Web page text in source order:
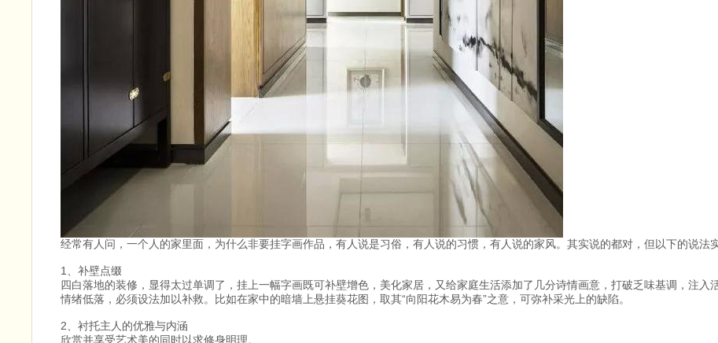
经常有人问，一个人的家里面，为什么非要挂字画作品，有人说是习俗，有人说的习惯，有人说的家风。其实说的都对，但以下的说法
1、补壁点缀
四白落地的装修，显得太过单调了，挂上一幅字画既可补壁增色，美化家居，又给家庭生活添加了几分诗情画意，打破乏味基调，注
情绪低落，必须设法加以补救。比如在家中的暗墙上悬挂葵花图，取其“向阳花木易为春”之意，可弥补采光上的缺陷。
2、衬托主人的优雅与内涵
欣赏并享受艺术美的同时以求修身明理。